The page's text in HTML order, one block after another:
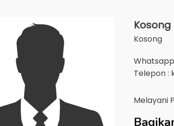
Kosong
Kosong
Telepon :
Melayani